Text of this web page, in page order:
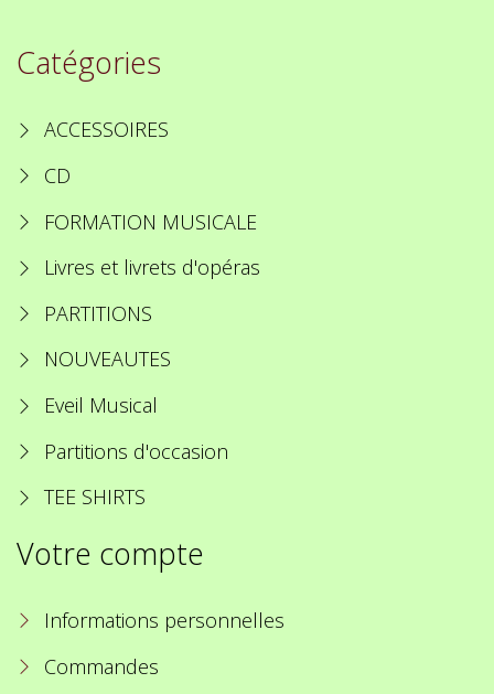
Catégories
ACCESSOIRES
CD
FORMATION MUSICALE
Livres et livrets d'opéras
PARTITIONS
NOUVEAUTES
Eveil Musical
Partitions d'occasion
TEE SHIRTS
Votre compte
Informations personnelles
Commandes